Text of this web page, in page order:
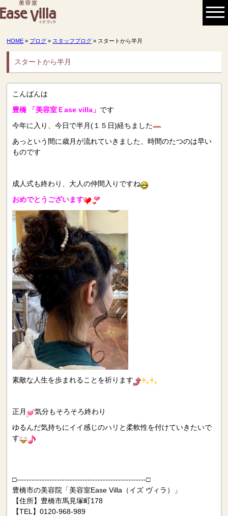
HOME » ブログ » スタッフブログ » スタートから半月
スタートから半月
こんばんは
豊橋 「美容室Ｅase villa」 です
今年に入り、今日で半月(１５日)経ちました
あっという間に歳月が流れていきました、時間のたつのは早い
ものです
成人式も終わり、大人の仲間入りですね
おめでとうございます
素敵な人生を歩まれることを祈ります
正月
気分もそろそろ終わり
ゆるんだ気持ちにイイ感じのハリと柔軟性を付けていきたいで
す
□---------------------------------------------------□
豊橋市の美容院「美容室Ease Villa（イズ ヴィラ）」
【住所】豊橋市馬見塚町178
【TEL】0120-968-989